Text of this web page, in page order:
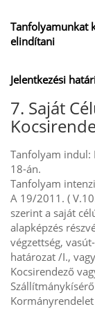
Tanfolyamunkat
elindítani
Jelentkezési
7. Saját
Tanfolyam indul:
18-án.
Tanfolyam
A 19/2011. (
szerint a saját
alapképzés
végzettség,
határozat /I.,
Kocsirendező